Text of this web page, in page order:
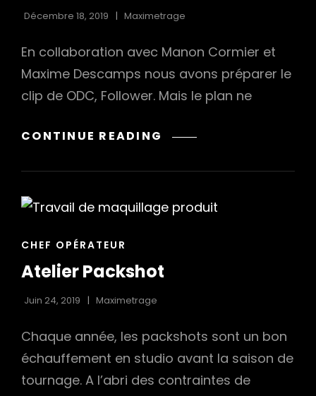
Décembre 18, 2019 Maximetrage
En collaboration avec Manon Cormier et
Maxime Descamps nous avons préparer le
clip de ODC, Follower. Mais le plan ne
CONTINUE READING UN
AUDACIEUX
BODYPAINT
CAT
CHEF OPÉRATEUR
Atelier Packshot
Juin 24, 2019 Maximetrage
Chaque année, les packshots sont un bon
échauffement en studio avant la saison de
tournage. A l’abri des contraintes de